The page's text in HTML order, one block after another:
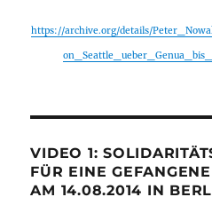
https://archive.org/details/
VIDEO 1:
FÜR EINE
AM 14.08.2014 IN